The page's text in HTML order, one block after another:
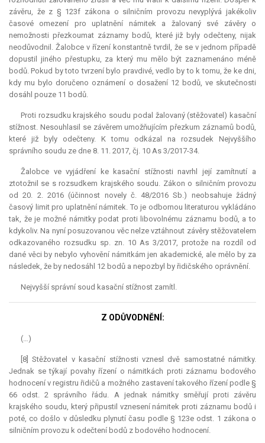
závěru, že z § 123f zákona o silničním provozu nevyplývá jakékoliv
časové omezení pro uplatnění námitek a žalovaný své závěry o
nemožnosti přezkoumat záznamy bodů, které již byly odečteny, nijak
neodůvodnil. Žalobce v řízení konstantně tvrdil, že se v jednom případě
dopustil jiného přestupku, za který mu mělo být zaznamenáno méně
bodů. Pokud by toto tvrzení bylo pravdivé, vedlo by to k tomu, že ke dni,
kdy mu bylo doručeno oznámení o dosažení 12 bodů, ve skutečnosti
dosáhl pouze 11 bodů.
Proti rozsudku krajského soudu podal žalovaný (stěžovatel) kasační
stížnost. Nesouhlasil se závěrem umožňujícím přezkum záznamů bodů,
které již byly odečteny. K tomu odkázal na rozsudek Nejvyššího
správního soudu ze dne 8. 11. 2017, čj. 10 As 3/2017-34.
Žalobce ve vyjádření ke kasační stížnosti navrhl její zamítnutí a
ztotožnil se s rozsudkem krajského soudu. Zákon o silničním provozu
od 20. 2. 2016 (účinnost novely č. 48/2016 Sb.) neobsahuje žádný
časový limit pro uplatnění námitek. To je odbornou literaturou vykládáno
tak, že je možné námitky podat proti libovolnému záznamu bodů, a to
kdykoliv. Na nyní posuzovanou věc nelze vztáhnout závěry stěžovatelem
odkazovaného rozsudku sp. zn. 10 As 3/2017, protože na rozdíl od
dané věci by nebylo vyhovění námitkám jen akademické, ale mělo by za
následek, že by nedosáhl 12 bodů a nepozbyl by řidičského oprávnění.
Nejvyšší správní soud kasační stížnost zamítl.
Z ODŮVODNĚNÍ:
(…)
[8] Stěžovatel v kasační stížnosti vznesl dvě samostatné námitky.
Jednak se týkají povahy řízení o námitkách proti záznamu bodového
hodnocení v registru řidičů a možného zastavení takového řízení podle §
66 odst. 2 správního řádu. A jednak námitky směřují proti závěru
krajského soudu, který připustil vznesení námitek proti záznamu bodů i
poté, co došlo v důsledku plynutí času podle § 123e odst. 1 zákona o
silničním provozu k odečtení bodů z bodového hodnocení.